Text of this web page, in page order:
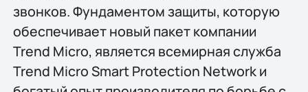
звонков. Фундаментом защиты, которую
обеспечивает новый пакет компании
Trend Micro, является всемирная служба
Trend Micro Smart Protection Network и